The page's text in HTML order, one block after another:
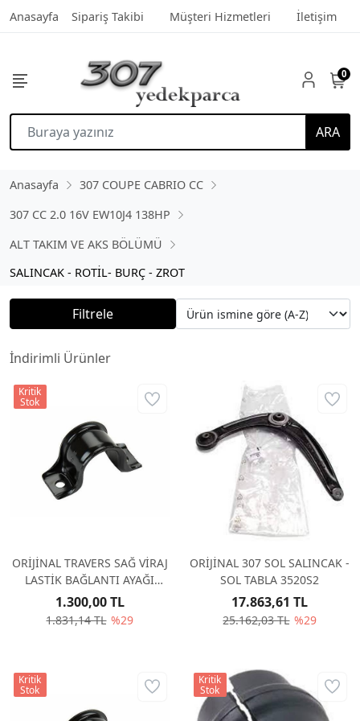
Anasayfa Sipariş Takibi Müşteri Hizmetleri İletişim
ARA
0
Anasayfa
307 COUPE CABRIO CC
307 CC 2.0 16V EW10J4 138HP
ALT TAKIM VE AKS BÖLÜMÜ
SALINCAK - ROTİL- BURÇ - ZROT
Filtrele
İndirimli Ürünler
ORİJİNAL TRAVERS SAĞ VİRAJ
LASTİK BAĞLANTI AYAĞI
509756
1.831,14 TL %29
1.300,00 TL
Kritik
Stok
ORİJİNAL 307 SOL SALINCAK -
SOL TABLA 3520S2
25.162,03 TL %29
17.863,61 TL
Kritik
Stok
Kritik
Stok